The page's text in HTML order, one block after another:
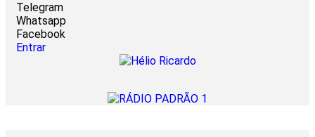
Telegram
Whatsapp
Facebook
Entrar